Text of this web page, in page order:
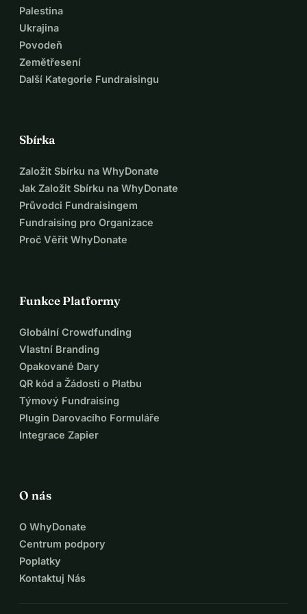
- Dar: Prosím, přispějte podle svých možností. Žádná
částka není příliš malá, aby udělala rozdíl.
- Sdílet: Rozšiřte tento příběh na sociálních médiích, e-
mailem nebo přátelům. Čím více lidí ví, tím rychleji můžeme
dosáhnout našeho cíle.
Palestina
Ukrajina
Povodeň
Zemětřesení
Další Kategorie Fundraisingu
Sbírka
Založit Sbírku na WhyDonate
Jak Založit Sbírku na WhyDonate
Průvodci Fundraisingem
Fundraising pro Organizace
Proč Věřit WhyDonate
Funkce Platformy
Globální Crowdfunding
Vlastní Branding
Opakované Dary
QR kód a Žádosti o Platbu
Týmový Fundraising
Plugin Darovacího Formuláře
Integrace Zapier
O nás
O WhyDonate
Centrum podpory
Poplatky
Kontaktuj Nás